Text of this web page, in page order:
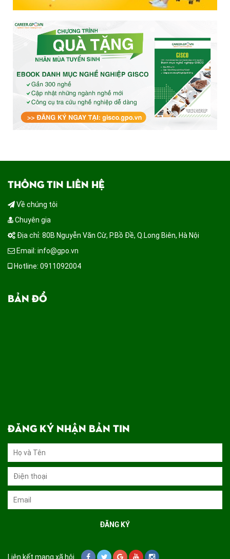
THÔNG TIN LIÊN HỆ
Về chúng tôi
Chuyên gia
Địa chỉ: 80B Nguyễn Văn Cừ, P.Bồ Đề, Q.Long Biên, Hà Nội
Email: info@gpo.vn
Hotline: 0911092004
BẢN ĐỒ
ĐĂNG KÝ NHẬN BẢN TIN
Liên kết mạng xã hội